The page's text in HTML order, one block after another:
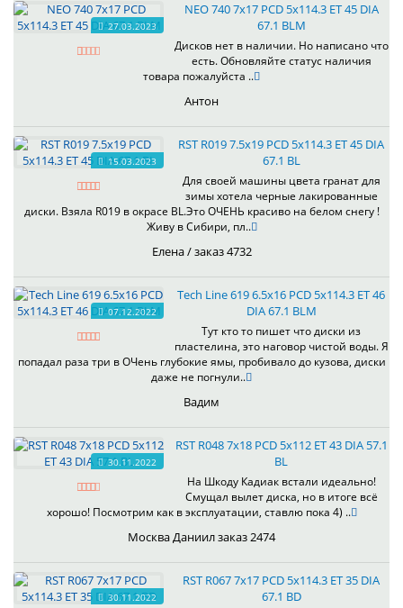
27.03.2023
NEO 740 7x17 PCD 5x114.3 ET 45 DIA
67.1 BLM
Дисков нет в наличии. Но написано что
есть. Обновляйте статус наличия
товара пожалуйста ..
Антон
15.03.2023
RST R019 7.5x19 PCD 5x114.3 ET 45 DIA
67.1 BL
Для своей машины цвета гранат для
зимы хотела черные лакированные
диски. Взяла R019 в окрасе BL.Это ОЧЕНЬ красиво на белом снегу !
Живу в Сибири, пл..
Елена / заказ 4732
07.12.2022
Tech Line 619 6.5x16 PCD 5x114.3 ET 46
DIA 67.1 BLM
Тут кто то пишет что диски из
пластелина, это наговор чистой воды. Я
попадал раза три в ОЧень глубокие ямы, пробивало до кузова, диски
даже не погнули..
Вадим
30.11.2022
RST R048 7x18 PCD 5x112 ET 43 DIA 57.1
BL
На Шкоду Кадиак встали идеально!
Смущал вылет диска, но в итоге всё
хорошо! Посмотрим как в эксплуатации, ставлю пока 4) ..
Москва Даниил заказ 2474
30.11.2022
RST R067 7x17 PCD 5x114.3 ET 35 DIA
67.1 BD